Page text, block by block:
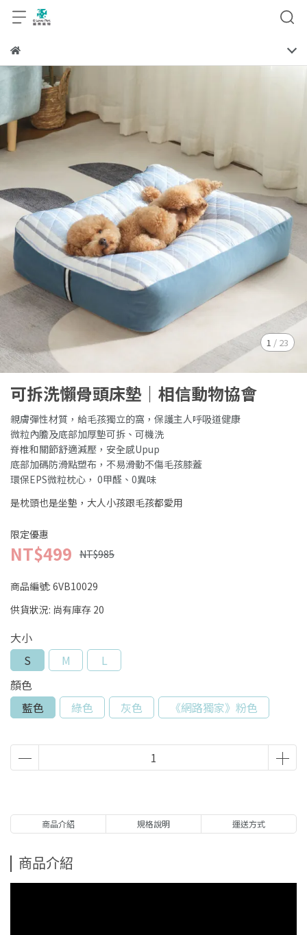
1 / 23
可拆洗懶骨頭床墊｜相信動物協會
親膚彈性材質，給毛孩獨立的窩，保護主人呼吸道健康
微粒內膽及底部加厚墊可拆、可機洗
脊椎和關節舒適減壓，安全感Upup
底部加碼防滑點塑布，不易滑動不傷毛孩膝蓋
環保EPS微粒枕心， 0甲醛、0異味
是枕頭也是坐墊，大人小孩跟毛孩都愛用
限定優惠
NT$499 NT$985
商品編號: 6VB10029
供貨狀況: 尚有庫存 20
大小
S
M
L
顏色
藍色
綠色 灰色 《網路獨家》粉色
商品介紹 規格說明 運送方式
商品介紹